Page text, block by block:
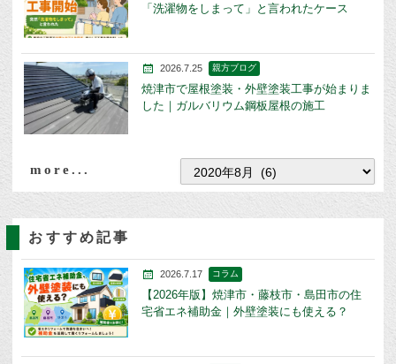
「洗濯物をしまって」と言われたケース
2026.7.25 親方ブログ
焼津市で屋根塗装・外壁塗装工事が始まりま
した｜ガルバリウム鋼板屋根の施工
more...
おすすめ記事
2026.7.17 コラム
【2026年版】焼津市・藤枝市・島田市の住
宅省エネ補助金｜外壁塗装にも使える？